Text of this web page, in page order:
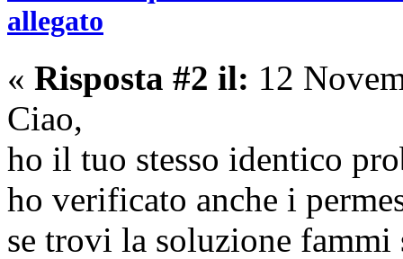
allegato
« Risposta #2 il: 12
Ciao,
ho il tuo stesso identico
ho verificato anche i
se trovi la soluzione fammi